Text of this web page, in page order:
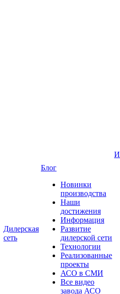
Дилерская
сеть
Блог
Новинки
производства
Наши
достижения
Информация
Развитие
дилерской сети
Технологии
Реализованные
проекты
АСО в СМИ
Все видео
завода АСО